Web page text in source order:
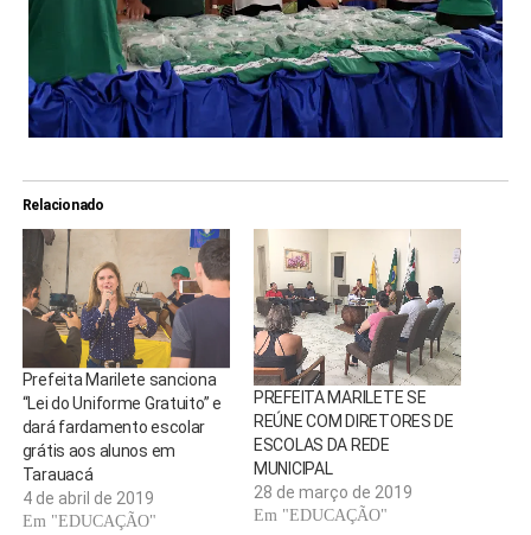
Relacionado
Prefeita Marilete sanciona
“Lei do Uniforme Gratuito” e
dará fardamento escolar
grátis aos alunos em
Tarauacá
4 de abril de 2019
Em "EDUCAÇÃO"
PREFEITA MARILETE SE
REÚNE COM DIRETORES DE
ESCOLAS DA REDE
MUNICIPAL
28 de março de 2019
Em "EDUCAÇÃO"